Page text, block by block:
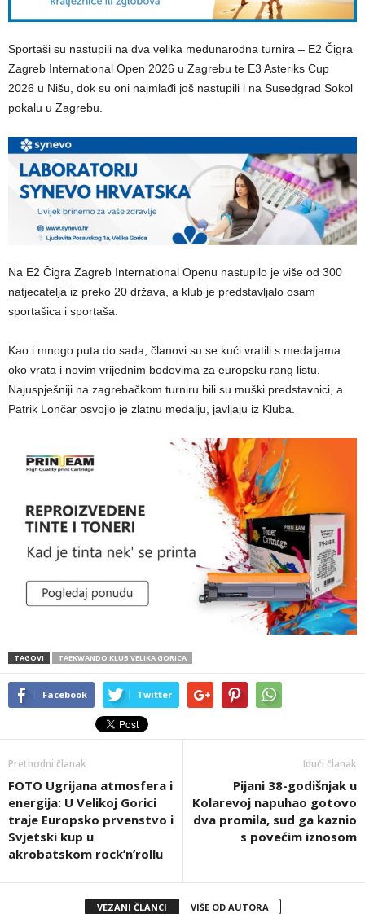
Sportaši su nastupili na dva velika međunarodna turnira – E2 Čigra
Zagreb International Open 2026 u Zagrebu te E3 Asteriks Cup
2026 u Nišu, dok su oni najmlađi još nastupili i na Susedgrad Sokol
pokalu u Zagrebu.
Na E2 Čigra Zagreb International Openu nastupilo je više od 300
natjecatelja iz preko 20 država, a klub je predstavljalo osam
sportašica i sportaša.
Kao i mnogo puta do sada, članovi su se kući vratili s medaljama
oko vrata i novim vrijednim bodovima za europsku rang listu.
Najuspješniji na zagrebačkom turniru bili su muški predstavnici, a
Patrik Lončar osvojio je zlatnu medalju, javljaju iz Kluba.
TAGOVI TAEKWANDO KLUB VELIKA GORICA
Facebook Twitter
Prethodni članak
FOTO Ugrijana atmosfera i
energija: U Velikoj Gorici
traje Europsko prvenstvo i
Svjetski kup u
akrobatskom rock’n’rollu
Idući članak
Pijani 38-godišnjak u
Kolarevoj napuhao gotovo
dva promila, sud ga kaznio
s povećim iznosom
VEZANI ČLANCI VIŠE OD AUTORA